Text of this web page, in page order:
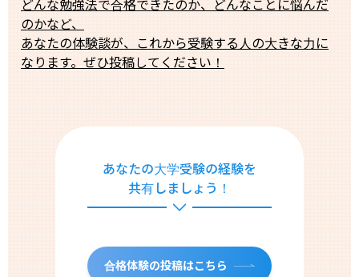
のかなど、
あなたの体験談が、これから受験する人の大きな力に
なります。ぜひ投稿してください！
あなたの大学受験の経験を
共有しましょう！
合格体験の投稿はこちら